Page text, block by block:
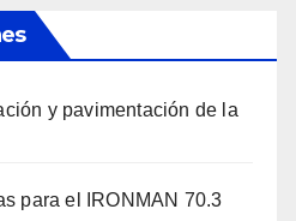
y pavimentación de la
para el IRONMAN 70.3